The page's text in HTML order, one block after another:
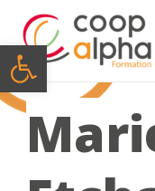
Ouvrir la barre d’outils